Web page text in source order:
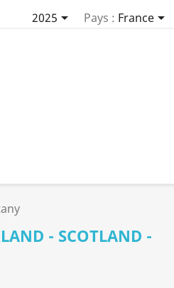
2025 Pays : France
- SCOTLAND -